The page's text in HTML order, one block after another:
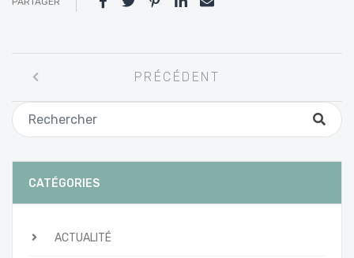
entre
les
articles
PRÉCÉDENT
CATÉGORIES
ACTUALITÉ